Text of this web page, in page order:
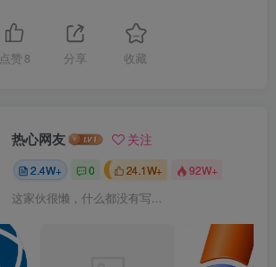
点赞 8 分享 收藏
热心网友 关注
2.4W+ 0 24.1W+ 92W+
这家伙很懒，什么都没有写...